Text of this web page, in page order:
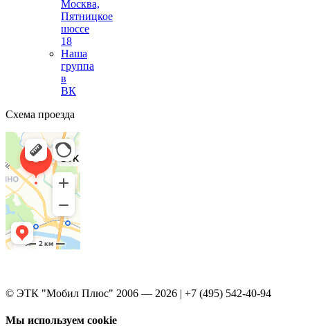
Москва,
Пятницкое
шоссе
18
Наша
группа
в
ВК
Схема проезда
© ЭТК "Мобил Плюс" 2006 — 2026 | +7 (495) 542-40-94
Мы используем cookie